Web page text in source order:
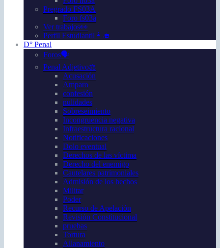
Pregrado FS03A
Foro fs03a
Ver trabajos👀
Perfil Estudiantil👩‍🎓
D° Penal
Foros🗣️
Penal Adjetivo⚖️
Acusación
Amparo
confesión
nulidades
Sobreseimiento
Incongruencia negativa
Infraestructura racional
Notificaciones
Dolo eventual
Derechos de las víctima
Derecho del enemigo
Cautelares patrimoniales
Admisión de los hechos
Militar
Poder
Recurso de Apelación
Revisión Constitucional
pruebas
Tortura
Allanamiento